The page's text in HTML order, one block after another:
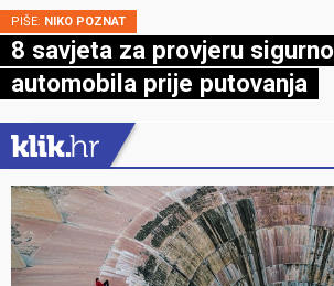
PIŠE: NIKO POZNAT
8 savjeta za provjeru
automobila prije putovanja